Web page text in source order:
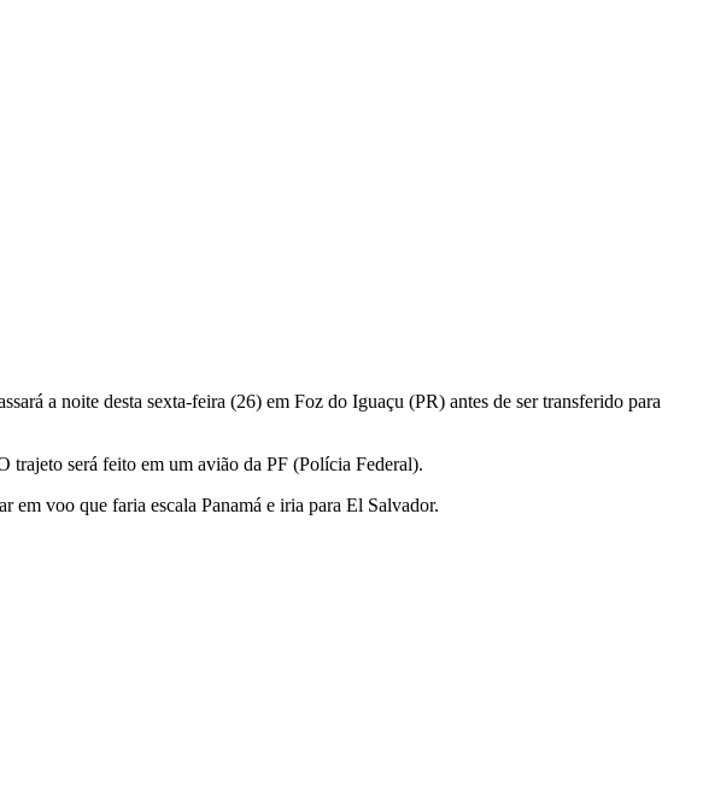
a noite desta sexta-feira (26) em Foz do Iguaçu (PR) antes de ser transferido para
trajeto será feito em um avião da PF (Polícia Federal).
voo que faria escala Panamá e iria para El Salvador.